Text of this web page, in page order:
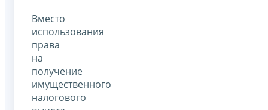
Вместо
использования
права
на
получение
имущественного
налогового